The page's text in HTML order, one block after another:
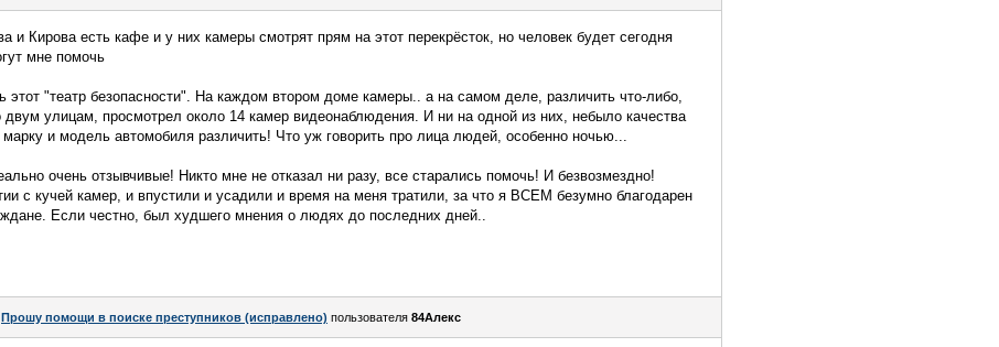
и Кирова есть кафе и у них камеры смотрят прям на этот перекрёсток, но человек будет сегодня
мне помочь
этот "театр безопасности". На каждом втором доме камеры.. а на самом деле, различить что-либо,
двум улицам, просмотрел около 14 камер видеонаблюдения. И ни на одной из них, небыло качества
и модель автомобиля различить! Что уж говорить про лица людей, особенно ночью...
очень отзывчивые! Никто мне не отказал ни разу, все старались помочь! И безвозмездно!
с кучей камер, и впустили и усадили и время на меня тратили, за что я ВСЕМ безумно благодарен
Если честно, был худшего мнения о людях до последних дней..
Прошу помощи в поиске преступников (исправлено) пользователя 84Алекс